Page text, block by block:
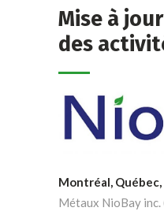
Mise à
des
Montréal,
Métaux NioBay inc.